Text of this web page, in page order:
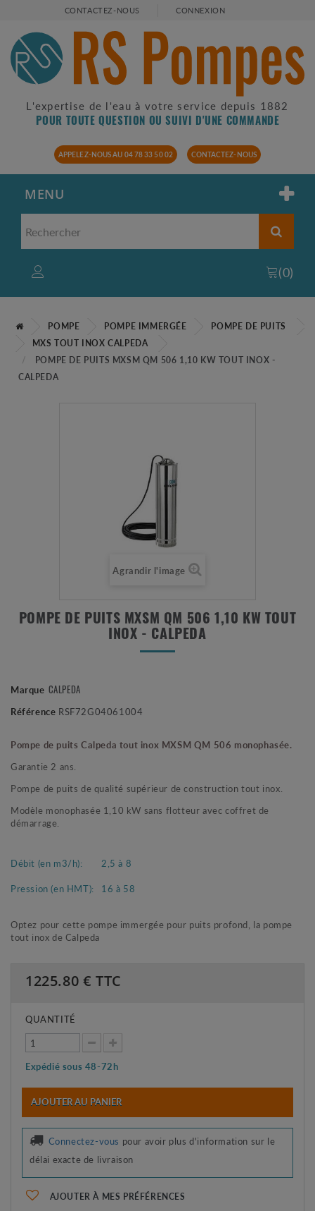
CONTACTEZ-NOUS CONNEXION
L'expertise de l'eau à votre service depuis 1882
POUR TOUTE QUESTION OU SUIVI D'UNE COMMANDE
APPELEZ-NOUS AU 04 78 33 50 02 CONTACTEZ-NOUS
MENU
(0)
POMPE POMPE IMMERGÉE
POMPE DE PUITS
MXS TOUT INOX CALPEDA
POMPE DE PUITS MXSM QM 506 1,10 KW TOUT INOX -
CALPEDA
Agrandir l'image
POMPE DE PUITS MXSM QM 506 1,10 KW TOUT
INOX - CALPEDA
Marque CALPEDA
Référence RSF72G04061004
Pompe de puits Calpeda tout inox MXSM QM 506 monophasée.
Garantie 2 ans.
Pompe de puits de qualité supérieur de construction tout inox.
Modèle monophasée 1,10 kW sans flotteur avec coffret de
démarrage.
Débit (en m3/h):
2,5 à 8
Pression (en HMT):
16 à 58
Optez pour cette pompe immergée pour puits profond, la pompe
tout inox de Calpeda
1225.80 € TTC
QUANTITÉ
Expédié sous 48-72h
AJOUTER AU PANIER
Connectez-vous pour avoir plus d'information sur le
délai exacte de livraison
AJOUTER À MES PRÉFÉRENCES